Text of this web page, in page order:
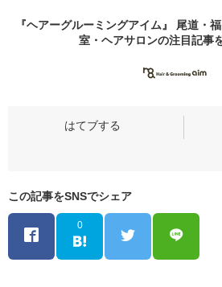
『ヘアーグルーミングアイム』 尾道
室・ヘアサロンの注目記事
この記事をSNSでシェア
0